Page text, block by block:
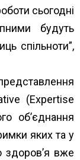
сьогодні
будуть
спільноти”,
(Expertise
об’єднання
яких та у
здоров’я вже